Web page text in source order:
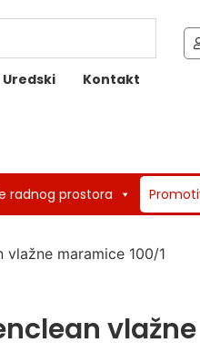
Kontakt
radnog prostora
maramice 100/1